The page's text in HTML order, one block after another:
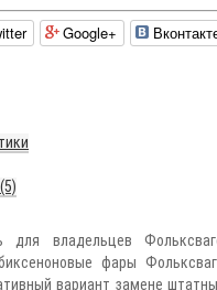
Google+
для владельцев
фары
вариант замене